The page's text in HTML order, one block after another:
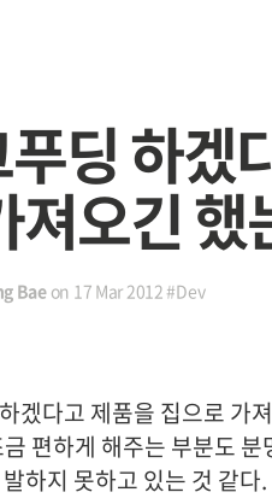
딩 하겠
져오긴
Baeon 17 Mar 2012#Dev
겠다고 제품을 집으로 가
편하게 해주는 부분도
하지 못하고 있는 것 같다.